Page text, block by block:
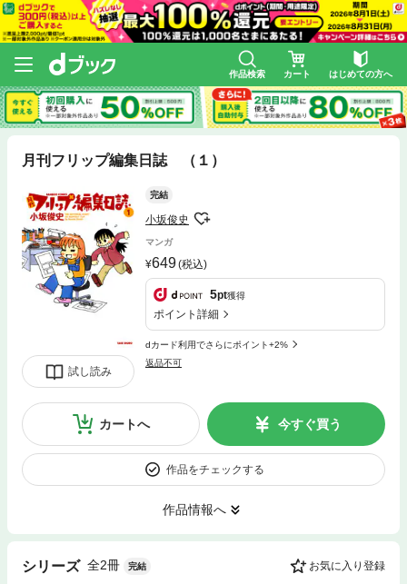
作品検索 カート はじめての方へ
月刊フリップ編集日誌 （１）
試し読み
完結
小坂俊史
マンガ
649(税込)
5pt獲得
ポイント詳細
dカード利用でさらにポイント+2%
返品不可
カートへ 今すぐ買う
作品をチェックする
作品情報へ
シリーズ 全2冊 完結 お気に入り登録